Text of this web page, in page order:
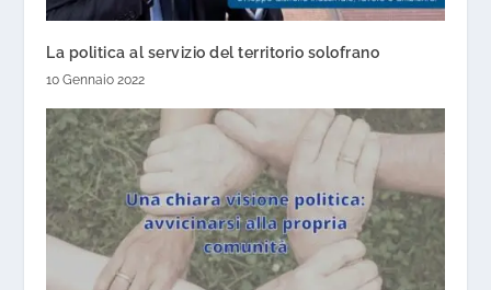
La politica al servizio del territorio solofrano
10 Gennaio 2022